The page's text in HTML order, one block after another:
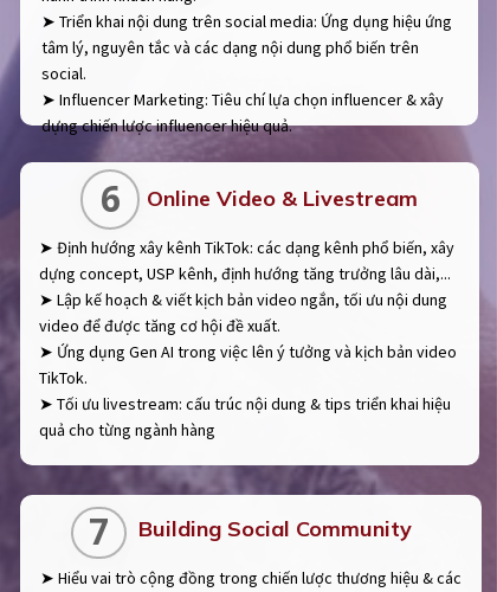
Building Social Community
➤ Hiểu vai trò cộng đồng trong chiến lược thương hiệu & các
7
➤ Triển khai nội dung trên social media: Ứng dụng hiệu ứng
tâm lý, nguyên tắc và các dạng nội dung phổ biến trên
social.
➤ Influencer Marketing: Tiêu chí lựa chọn influencer & xây
dựng chiến lược influencer hiệu quả.
Online Video & Livestream
➤ Định hướng xây kênh TikTok: các dạng kênh phổ biến, xây
dựng concept, USP kênh, định hướng tăng trưởng lâu dài,...
➤ Lập kế hoạch & viết kịch bản video ngắn, tối ưu nội dung
video để được tăng cơ hội đề xuất.
➤ Ứng dụng Gen AI trong việc lên ý tưởng và kịch bản video
TikTok.
➤ Tối ưu livestream: cấu trúc nội dung & tips triển khai hiệu
quả cho từng ngành hàng
6